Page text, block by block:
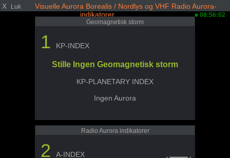
X Luk
Visuelle Aurora Borealis / Nordlys og VHF Radio Aurora-
indikatorer
08:56:02
Geomagnetisk storm
1 KP-INDEX
Stille Ingen Geomagnetisk storm
KP-PLANETARY INDEX
Ingen Aurora
Radio Aurora indikatorer
2 A-INDEX